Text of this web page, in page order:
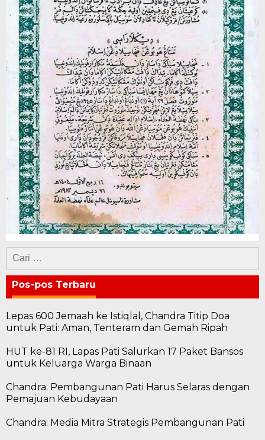
Cari
untuk:
Pos-pos Terbaru
Lepas 600 Jemaah ke Istiqlal, Chandra Titip Doa
untuk Pati: Aman, Tenteram dan Gemah Ripah
HUT ke-81 RI, Lapas Pati Salurkan 17 Paket Bansos
untuk Keluarga Warga Binaan
Chandra: Pembangunan Pati Harus Selaras dengan
Pemajuan Kebudayaan
Chandra: Media Mitra Strategis Pembangunan Pati